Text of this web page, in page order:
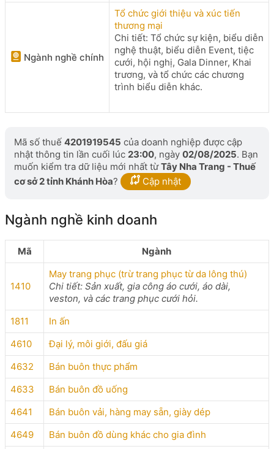
Ngành nghề chính
Tổ chức giới thiệu và xúc tiến
thương mại
Chi tiết: Tổ chức sự kiện, biểu diễn
nghệ thuật, biểu diễn Event, tiệc
cưới, hội nghị, Gala Dinner, Khai
trương, và tổ chức các chương
trình biểu diễn khác.
Mã số thuế 4201919545 của doanh nghiệp được cập
nhật thông tin lần cuối lúc 23:00, ngày 02/08/2025. Bạn
muốn kiểm tra dữ liệu mới nhất từTây Nha Trang - Thuế
cơ sở 2 tỉnh Khánh Hòa? Cập nhật
Ngành nghề kinh doanh
Mã Ngành
1410
May trang phục (trừ trang phục từ da lông thú)
Chi tiết: Sản xuất, gia công áo cưới, áo dài,
veston, và các trang phục cưới hỏi.
1811
In ấn
4610
Đại lý, môi giới, đấu giá
4632
Bán buôn thực phẩm
4633
Bán buôn đồ uống
4641
Bán buôn vải, hàng may sẵn, giày dép
4649
Bán buôn đồ dùng khác cho gia đình